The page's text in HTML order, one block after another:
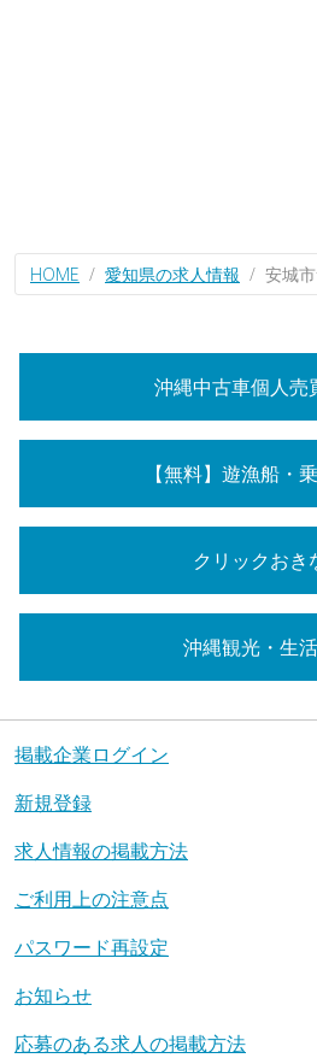
HOME 愛知県の求人情報 安城
沖縄中古車個人売
【無料】遊漁船・
クリックおき
沖縄観光・生
掲載企業ログイン
新規登録
求人情報の掲載方法
ご利用上の注意点
パスワード再設定
お知らせ
応募のある求人の掲載方法